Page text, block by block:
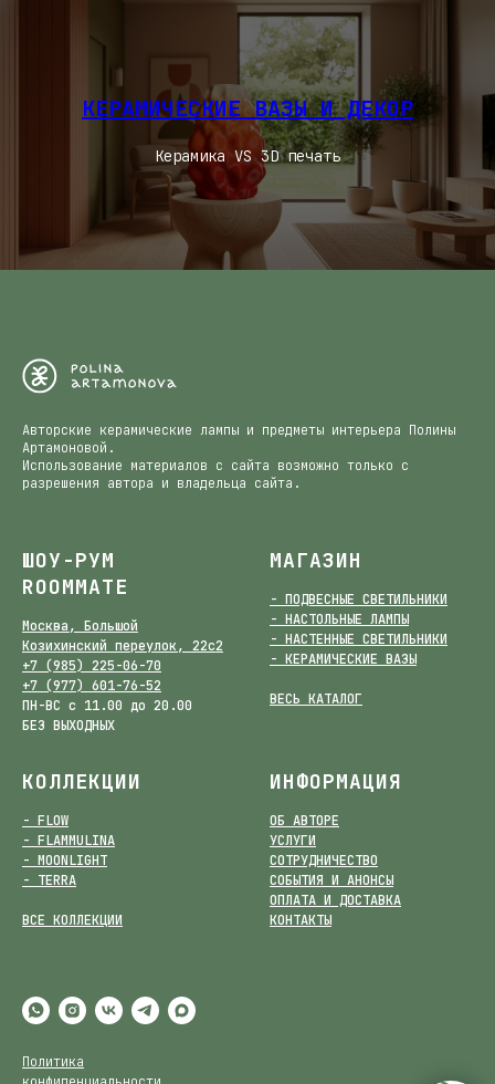
КЕРАМИЧЕСКИЕ ВАЗЫ И ДЕКОР
Керамика VS 3D печать
Авторские керамические лампы и предметы интерьера Полины
Артамоновой.
Использование материалов с сайта возможно только с
разрешения автора и владельца сайта.
ШОУ-РУМ
ROOMMATE
Москва, Большой
Козихинский переулок, 22с2
+7 (985) 225-06-70
+7 (977) 601-76-52
ПН-ВС с 11.00 до 20.00
БЕЗ ВЫХОДНЫХ
МАГАЗИН
- ПОДВЕСНЫЕ СВЕТИЛЬНИКИ
- НАСТОЛЬНЫЕ ЛАМПЫ
- НАСТЕННЫЕ СВЕТИЛЬНИКИ
- КЕРАМИЧЕСКИЕ ВАЗЫ
ВЕСЬ КАТАЛОГ
КОЛЛЕКЦИИ
- FLOW
- FLAMMULINA
- MOONLIGHT
- TERRA
ВСЕ КОЛЛЕКЦИИ
ИНФОРМАЦИЯ
ОБ АВТОРЕ
УСЛУГИ
СОТРУДНИЧЕСТВО
СОБЫТИЯ И АНОНСЫ
ОПЛАТА И ДОСТАВКА
КОНТАКТЫ
Политика